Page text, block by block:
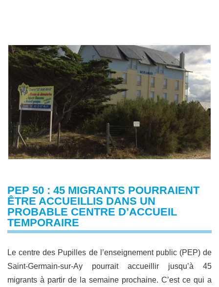
PEP 50 : 45 MIGRANTS POURRAIENT
ÊTRE ACCUEILLIS DANS UN
PROBABLE CENTRE D’ACCUEIL
TEMPORAIRE
Le centre des Pupilles de l’enseignement public (PEP) de
Saint-Germain-sur-Ay pourrait accueillir jusqu’à 45
migrants à partir de la semaine prochaine. C’est ce qui a